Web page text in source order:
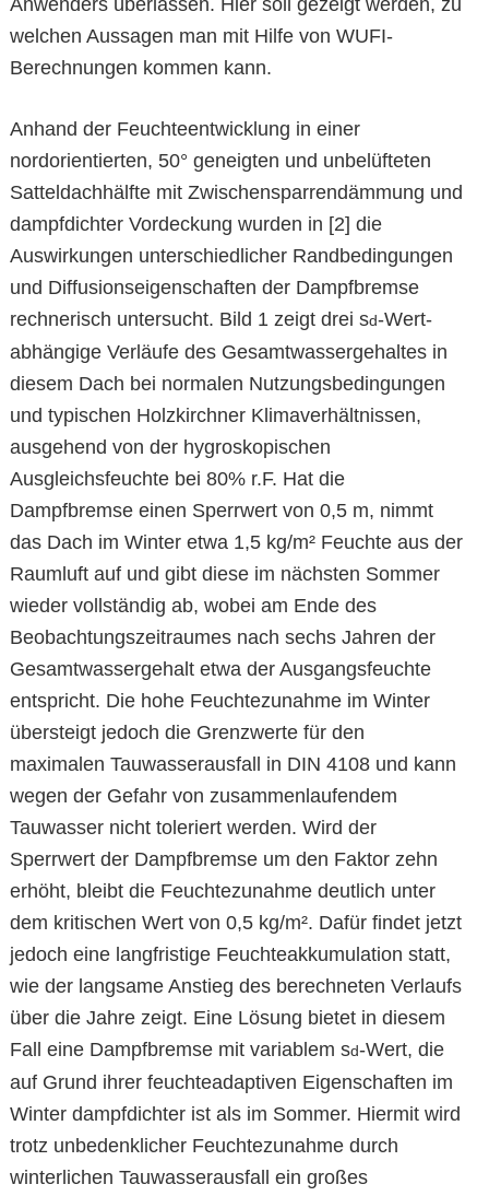
welchen Aussagen man mit Hilfe von WUFI-
Berechnungen kommen kann.
Anhand der Feuchteentwicklung in einer
nordorientierten, 50° geneigten und unbelüfteten
Satteldachhälfte mit Zwischensparrendämmung und
dampfdichter Vordeckung wurden in [2] die
Auswirkungen unterschiedlicher Randbedingungen
und Diffusionseigenschaften der Dampfbremse
rechnerisch untersucht. Bild 1 zeigt drei sd-Wert-
abhängige Verläufe des Gesamtwassergehaltes in
diesem Dach bei normalen Nutzungsbedingungen
und typischen Holzkirchner Klimaverhältnissen,
ausgehend von der hygroskopischen
Ausgleichsfeuchte bei 80% r.F. Hat die
Dampfbremse einen Sperrwert von 0,5 m, nimmt
das Dach im Winter etwa 1,5 kg/m² Feuchte aus der
Raumluft auf und gibt diese im nächsten Sommer
wieder vollständig ab, wobei am Ende des
Beobachtungszeitraumes nach sechs Jahren der
Gesamtwassergehalt etwa der Ausgangsfeuchte
entspricht. Die hohe Feuchtezunahme im Winter
übersteigt jedoch die Grenzwerte für den
maximalen Tauwasserausfall in DIN 4108 und kann
wegen der Gefahr von zusammenlaufendem
Tauwasser nicht toleriert werden. Wird der
Sperrwert der Dampfbremse um den Faktor zehn
erhöht, bleibt die Feuchtezunahme deutlich unter
dem kritischen Wert von 0,5 kg/m². Dafür findet jetzt
jedoch eine langfristige Feuchteakkumulation statt,
wie der langsame Anstieg des berechneten Verlaufs
über die Jahre zeigt. Eine Lösung bietet in diesem
Fall eine Dampfbremse mit variablem sd-Wert, die
auf Grund ihrer feuchteadaptiven Eigenschaften im
Winter dampfdichter ist als im Sommer. Hiermit wird
trotz unbedenklicher Feuchtezunahme durch
winterlichen Tauwasserausfall ein großes